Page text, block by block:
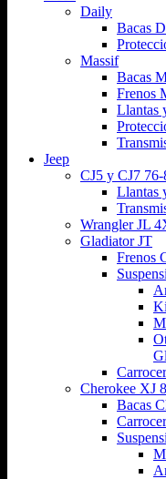
Daily
Bacas
Massif
Bacas
Frenos
Llantas
Jeep
CJ5 y CJ7 76-
Llantas
Wrangler JL
Gladiator JT
Frenos
Cherokee XJ
Bacas